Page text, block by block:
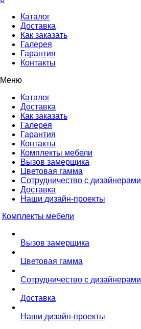
Каталог
Доставка
Как заказать
Галерея
Гарантия
Контакты
Меню
Каталог
Доставка
Как заказать
Галерея
Гарантия
Контакты
Комплекты мебели
Вызов замерщика
Цветовая гамма
Сотрудничество с дизайнерами
Доставка
Наши дизайн-проекты
Комплекты мебели
Вызов замерщика
Цветовая гамма
Сотрудничество с дизайнерами
Доставка
Наши дизайн-проекты